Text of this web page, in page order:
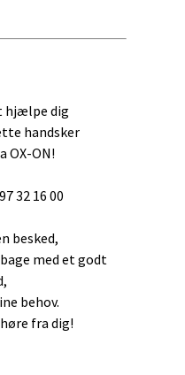
hjælpe dig
handsker
OX-ON!
32 16 00
besked,
med et godt
behov.
fra dig!